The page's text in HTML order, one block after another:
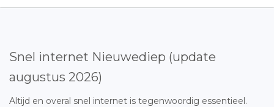
Snel internet Nieuwediep (update
augustus 2026)
Altijd en overal snel internet is tegenwoordig essentieel.